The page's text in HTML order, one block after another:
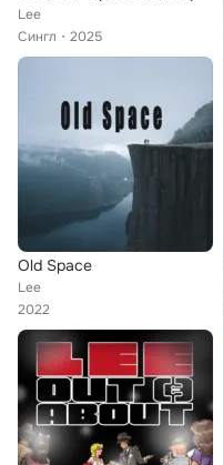
Lee
Сингл
2025
Old Space
Lee
2022